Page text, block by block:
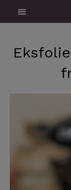
content
Menu